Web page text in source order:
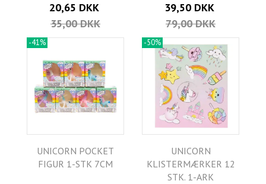
20,65 DKK
35,00 DKK
39,50 DKK
79,00 DKK
-41%
UNICORN POCKET
FIGUR 1-STK 7CM
-50%
UNICORN
KLISTERMÆRKER 12
STK. 1-ARK